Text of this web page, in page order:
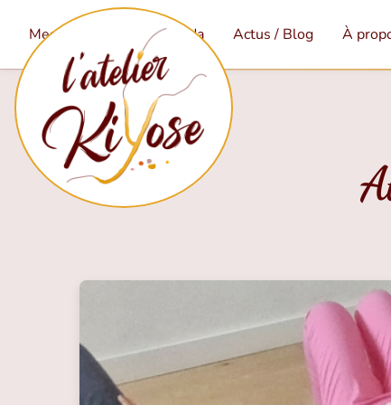
Mes services Agenda Actus / Blog À